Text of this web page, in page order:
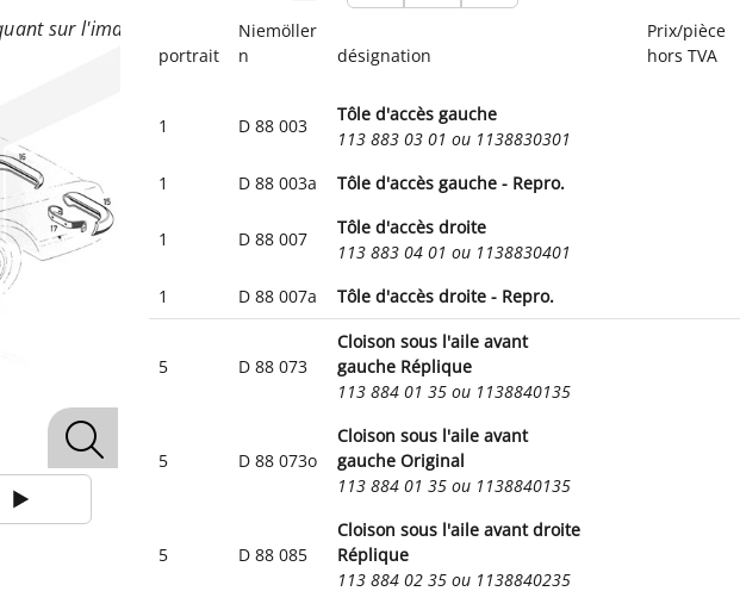
portrait
Niemöller
n
désignation
Prix/pièce
hors TVA
1 D 88 003
Tôle d'accès gauche
113 883 03 01 ou 1138830301
1 D 88 003a Tôle d'accès gauche - Repro.
1 D 88 007
Tôle d'accès droite
113 883 04 01 ou 1138830401
1
D 88 007a Tôle d'accès droite - Repro.
5 D 88 073
Cloison sous l'aile avant
gauche Réplique
113 884 01 35 ou 1138840135
5 D 88 073o
Cloison sous l'aile avant
gauche Original
113 884 01 35 ou 1138840135
5 D 88 085
Cloison sous l'aile avant droite
Réplique
113 884 02 35 ou 1138840235